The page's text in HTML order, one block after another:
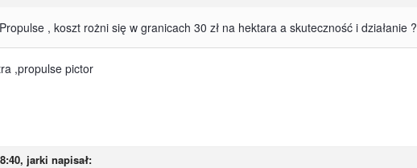
, koszt rożni się w granicach 30 zł na hektara a skuteczność i działanie ?
,propulse pictor
jarki napisał: